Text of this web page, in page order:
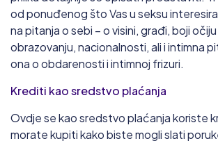
od ponuđenog što Vas u seksu
na pitanja o sebi – o visini, građi, boji
obrazovanju, nacionalnosti, ali i intimna
ona o obdarenosti i intimnoj frizuri.
Krediti kao sredstvo plaćanja
Ovdje se kao sredstvo plaćanja koriste
morate kupiti kako biste mogli slati